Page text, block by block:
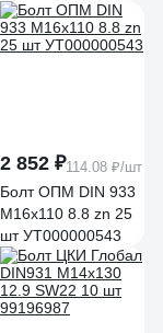
2 852 ₽114.08 ₽/шт
Болт ОПМ DIN 933
М16x110 8.8 zn 25
шт УТ000000543